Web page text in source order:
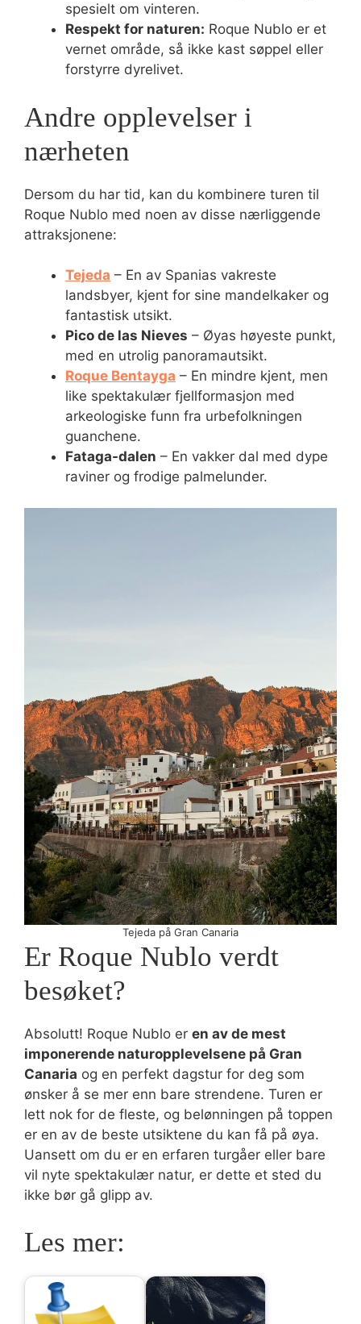
spesielt om vinteren.
Respekt for naturen: Roque Nublo er et
vernet område, så ikke kast søppel eller
forstyrre dyrelivet.
Andre opplevelser i
nærheten
Dersom du har tid, kan du kombinere turen til
Roque Nublo med noen av disse nærliggende
attraksjonene:
Tejeda – En av Spanias vakreste
landsbyer, kjent for sine mandelkaker og
fantastisk utsikt.
Pico de las Nieves – Øyas høyeste punkt,
med en utrolig panoramautsikt.
Roque Bentayga – En mindre kjent, men
like spektakulær fjellformasjon med
arkeologiske funn fra urbefolkningen
guanchene.
Fataga-dalen – En vakker dal med dype
raviner og frodige palmelunder.
Tejeda på Gran Canaria
Er Roque Nublo verdt
besøket?
Absolutt! Roque Nublo er en av de mest
imponerende naturopplevelsene på Gran
Canaria og en perfekt dagstur for deg som
ønsker å se mer enn bare strendene. Turen er
lett nok for de fleste, og belønningen på toppen
er en av de beste utsiktene du kan få på øya.
Uansett om du er en erfaren turgåer eller bare
vil nyte spektakulær natur, er dette et sted du
ikke bør gå glipp av.
Les mer: